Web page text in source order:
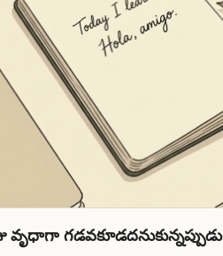
వృధాగా గడవకూడదనుకున్నప్పుడు